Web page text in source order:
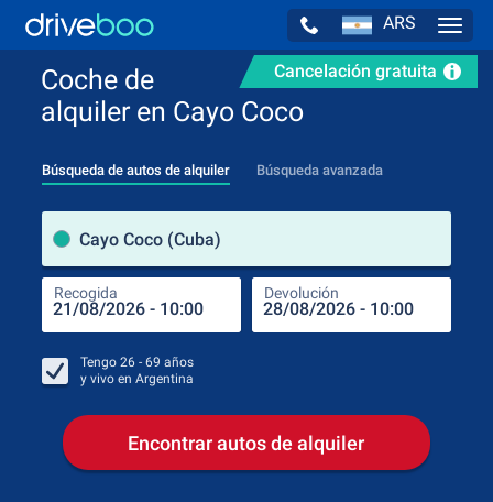
ARS
Cancelación gratuita
Coche de
alquiler en Cayo Coco
Búsqueda de autos de alquiler Búsqueda avanzada
Cayo Coco (Cuba)
Recogida Devolución
Tengo 26 - 69 años
y vivo en Argentina
Encontrar autos de alquiler